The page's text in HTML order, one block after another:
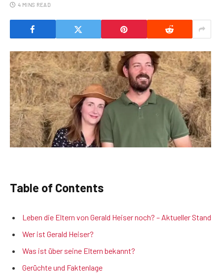
4 MINS READ
Table of Contents
Leben die Eltern von Gerald Heiser noch? – Aktueller Stand
Wer ist Gerald Heiser?
Was ist über seine Eltern bekannt?
Gerüchte und Faktenlage